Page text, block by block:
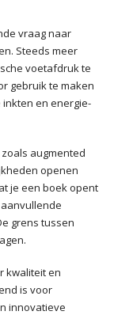
vraag naar
Steeds meer
voetafdruk te
gebruik te maken
en energie-
augmented
openen
je een boek opent
grens tussen
kwaliteit en
is voor
innovatieve